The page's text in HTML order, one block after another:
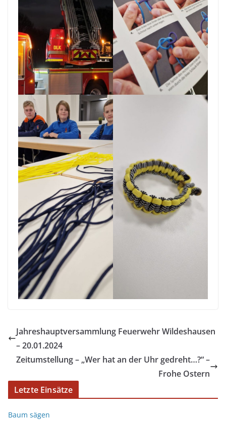
Jahreshauptversammlung Feuerwehr Wildeshausen
– 20.01.2024
Zeitumstellung – „Wer hat an der Uhr gedreht…?“ –
Frohe Ostern
Letzte Einsätze
Baum sägen